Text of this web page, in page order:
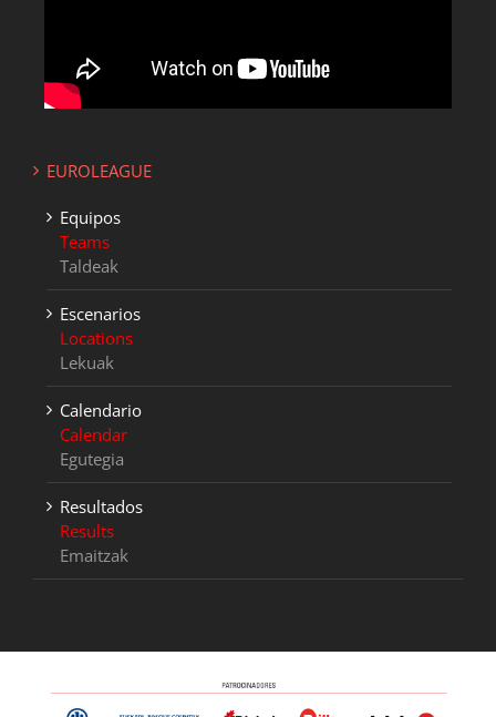
EUROLEAGUE
Equipos
Teams
Taldeak
Escenarios
Locations
Lekuak
Calendario
Calendar
Egutegia
Resultados
Results
Emaitzak